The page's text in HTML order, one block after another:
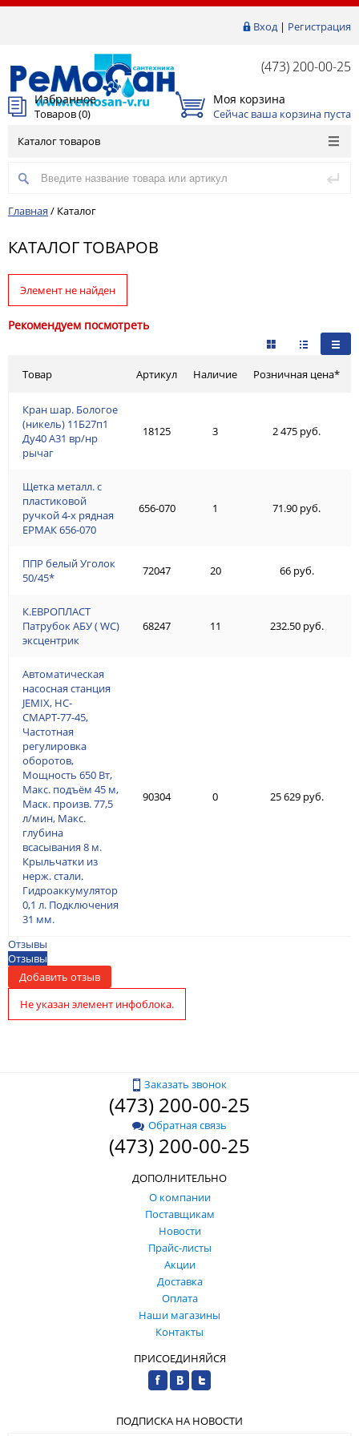
Вход| Регистрация
(473) 200-00-25
Избранное
Товаров (0)
Моя корзина
Сейчас ваша корзина пуста
Каталог товаров
Главная / Каталог
КАТАЛОГ ТОВАРОВ
Элемент не найден
Рекомендуем посмотреть
Товар
Кран шар. Бологое
(никель) 11Б27п1
Ду40 А31 вр/нр
рычаг
Щетка металл. с
пластиковой
ручкой 4-х рядная
ЕРМАК 656-070
ППР белый Уголок
50/45*
К.ЕВРОПЛАСТ
Патрубок АБУ ( WC)
эксцентрик
Автоматическая
насосная станция
JEMIX, НС-
СМАРТ-77-45,
Частотная
регулировка
оборотов,
Мощность 650 Вт,
Макс. подъём 45 м,
Маск. произв. 77,5
л/мин, Макс.
глубина
всасывания 8 м.
Крыльчатки из
нерж. стали.
Гидроаккумулятор
0,1 л. Подключения
31 мм.
Артикул Наличие Розничная цена*
18125 3 2 475 руб.
656-070 1 71.90 руб.
72047 20 66 руб.
68247 11 232.50 руб.
90304 0 25 629 руб.
Отзывы
Отзывы
Добавить отзыв
Не указан элемент инфоблока.
Заказать звонок
(473) 200-00-25
Обратная связь
(473) 200-00-25
ДОПОЛНИТЕЛЬНО
О компании
Поставщикам
Новости
Прайс-листы
Акции
Доставка
Оплата
Наши магазины
Контакты
ПРИСОЕДИНЯЙСЯ
ПОДПИСКА НА НОВОСТИ